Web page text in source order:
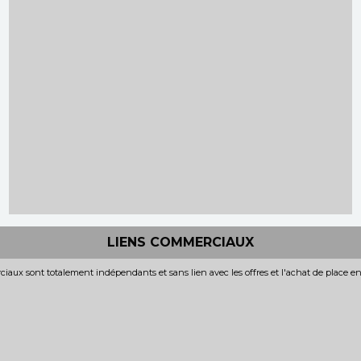
LIENS COMMERCIAUX
sont totalement indépendants et sans lien avec les offres et l'achat de place